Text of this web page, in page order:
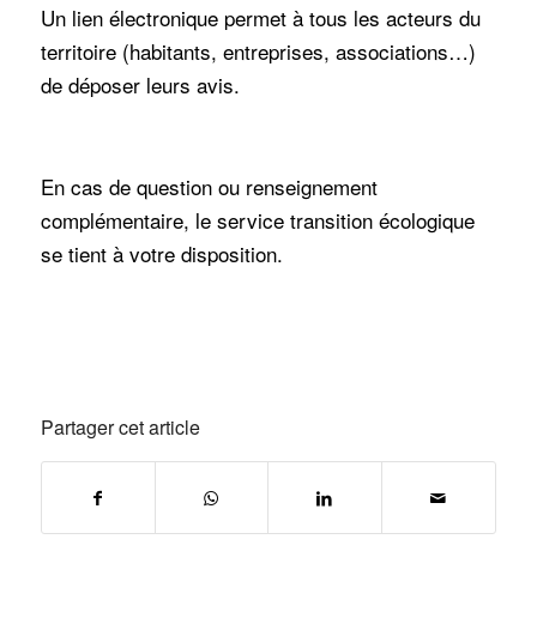
Un lien électronique permet à tous les acteurs du
territoire (habitants, entreprises, associations…)
de déposer leurs avis.
En cas de question ou renseignement
complémentaire, le service transition écologique
se tient à votre disposition.
Partager cet article